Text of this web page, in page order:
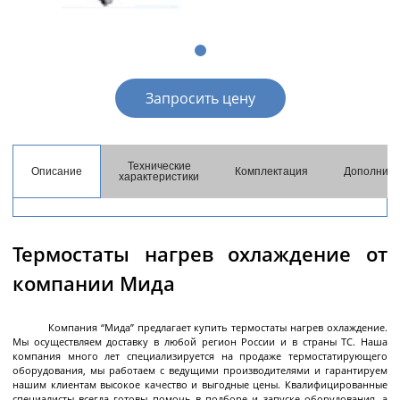
разгрузкой
Центрифуги с верхней разгрузкой и откидным
съёмом осадка автомат
Центрифуги с нижней выгрузкой и ножевым
съёмом осадка полуавтомат
Центрифуги с нижней выгрузкой, ножевым
съёмом осадка и натяжным мешком
Центрифуги горизонтальные консольного типа
Центрифуги горизонтальные с ножевым
съёмом осадка
Центрифуги горизонтальные с ножевым
съёмом осадка и сифоном
Центрифуги горизонтальные во
взрывобезопасном исполнении
Центрифуги горизонтальные с пульсирующей
выгрузкой осадка
Трубчатые центрифугиДалее
Декантеры
Декантерная центрифуга для осаждения
твёрдых частиц
Запросить цену
Описание
Технические
характеристики
Комплектация
Термостаты нагрев охлаждение от
компании Мида
Компания “Мида” предлагает купить термостаты нагрев охлаждение.
Мы осуществляем доставку в любой регион России и в страны ТС. Наша
компания много лет специализируется на продаже термостатирующего
оборудования, мы работаем с ведущими производителями и гарантируем
нашим клиентам высокое качество и выгодные цены. Квалифицированные